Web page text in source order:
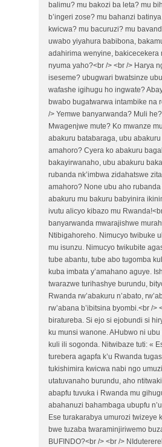
balimu? mu bakozi ba leta? mu
b’ingeri zose? mu bahanzi
kwicwa? mu bacuruzi? mu
uwabo yiyahura babibona,
adahirima wenyine,
nyuma yaho?<br /> <br /> Harya
iseseme? ubugwari bwatsinze
wafashe igihugu ho ingwate?
bwabo bugatwarwa intambike na
/> Yemwe banyarwanda? Muli
Mwagenjwe mute? Ko mwanze
abakuru batabaraga, ubu
amahoro? Cyera ko abakuru
bakayirwanaho, ubu abakuru
rubanda nk’imbwa zidahatswe
amahoro? None ubu aho
abakuru mu bakuru babyinira
ivutu alicyo kibazo mu
banyarwanda mwarajishwe
Ntibigahoreho. Nimucyo twibuke
mu isunzu. Nimucyo twikubite
tube abantu, tube abo tugomba
kuba imbata y’amahano aguye.
twarazwe turihashye burundu,
Rwanda rw’abakuru n’abato,
rw’abana b’ibitsina byombi.<br />
biratureba. Si ejo si ejobundi si
ku munsi wanone. AHubwo ni
kuli ili sogonda. Nitwibaze tuti: «
turebera agapfa k’u Rwanda
tukishimira kwicwa nabi ngo
utatuvanaho burundu, aho
abapfu tuvuka i Rwanda mu
abahanuzi bahambaga ubupfu
Ese turakarabya umurozi twizeye
bwe tuzaba twaraminjiriwemo
BUFINDO?<br /> <br />